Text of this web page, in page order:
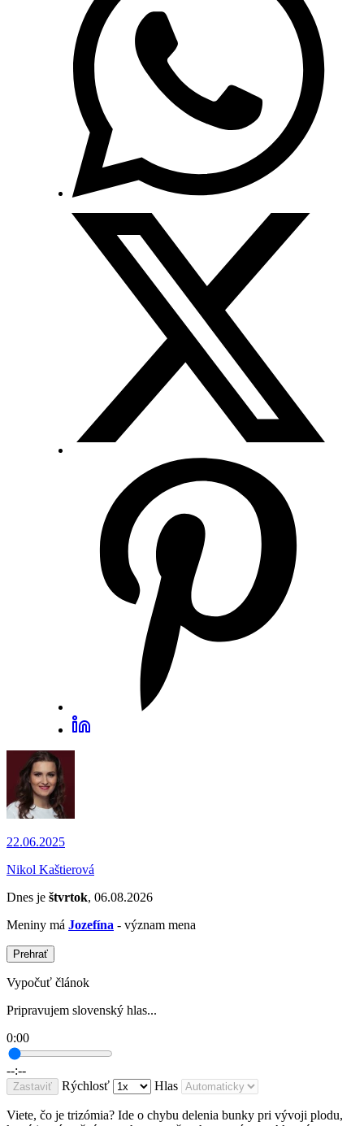
22.06.2025
Nikol Kaštierová
Dnes je štvrtok, 06.08.2026
Meniny má Jozefína - význam mena
Prehrať
Vypočuť článok
Pripravujem slovenský hlas...
0:00
--:--
Zastaviť Rýchlosť Hlas
Viete, čo je trizómia? Ide o chybu delenia bunky pri vývoji plodu,